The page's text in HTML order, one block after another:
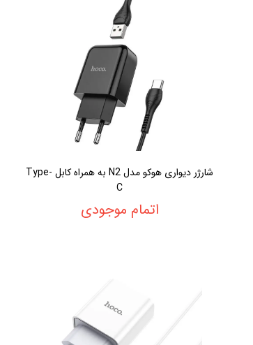
شارژر دیواری هوکو مدل N2 به همراه کابل Type-
C
اتمام موجودی